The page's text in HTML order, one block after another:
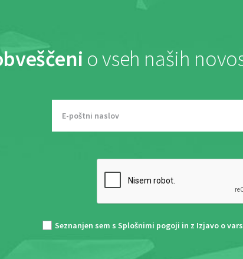
o vseh naših
Seznanjen sem s Splošnimi pogoji in z Izjavo o